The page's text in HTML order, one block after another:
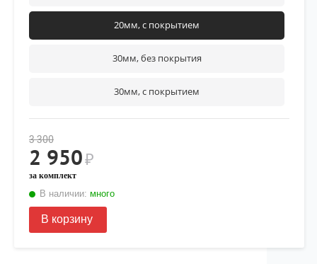
20мм, с покрытием
30мм, без покрытия
30мм, с покрытием
3 300
2 950₽
за комплект
В наличии: много
В корзину